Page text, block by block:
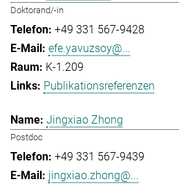
Doktorand/-in
+49 331 567-9428
efe.yavuzsoy@...
K-1.209
Publikationsreferenzen
Jingxiao Zhong
Postdoc
+49 331 567-9439
jingxiao.zhong@...